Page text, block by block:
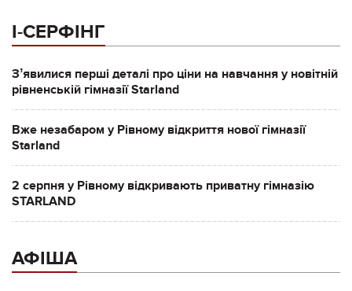
І-СЕРФІНГ
Зʼявилися перші деталі про ціни на навчання у новітній
рівненській гімназії Starland
Вже незабаром у Рівному відкриття нової гімназії
Starland
2 серпня у Рівному відкривають приватну гімназію
STARLAND
АФІША